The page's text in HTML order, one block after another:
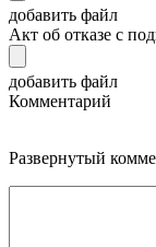
добавить файл
Акт об отказе с
добавить файл
Комментарий
Развернутый